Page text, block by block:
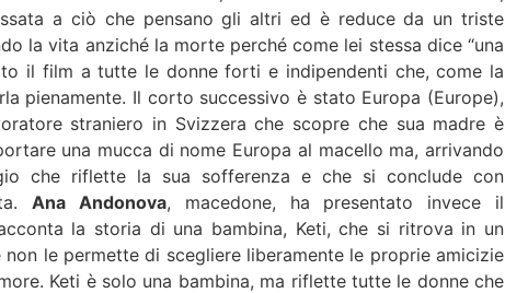
a ciò che pensano gli altri ed è reduce da un triste
la vita anziché la morte perché come lei stessa dice “una
il film a tutte le donne forti e indipendenti che, come la
pienamente. Il corto successivo è stato Europa (Europe),
straniero in Svizzera che scopre che sua madre è
una mucca di nome Europa al macello ma, arrivando
che riflette la sua sofferenza e che si conclude con
Ana Andonova, macedone, ha presentato invece il
la storia di una bambina, Keti, che si ritrova in un
le permette di scegliere liberamente le proprie amicizie
Keti è solo una bambina, ma riflette tutte le donne che